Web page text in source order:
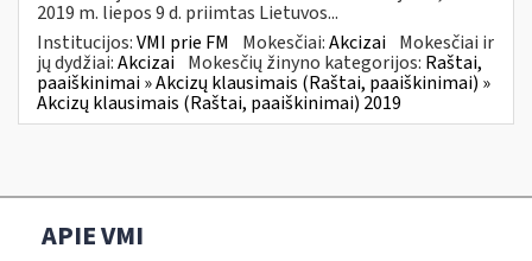
2019 m. liepos 9 d. priimtas Lietuvos...
Institucijos:VMI prie FM Mokesčiai:Akcizai Mokesčiai ir
jų dydžiai:Akcizai Mokesčių žinyno kategorijos: Raštai,
paaiškinimai » Akcizų klausimais (Raštai, paaiškinimai) »
Akcizų klausimais (Raštai, paaiškinimai) 2019
APIE VMI